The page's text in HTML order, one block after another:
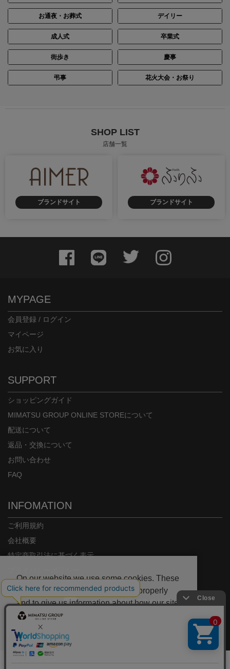
お通夜・お葬式 デイリー
成人式 卒業式
街歩き 慶事
弔事 花火大会・お祭り
SHOP LIST
店舗一覧
ブランドサイト ブランドサイト
MYPAGE
会員登録 / ログイン
マイページ
お気に入り
SUPPORT
ショッピングガイド
MIMATSU GROUP ONLINE STOREについて
配送について
返品・交換について
お問い合わせ
FAQ
INFOMATION
ご利用規約
会社概要
特定商取引法に基づく表示
On our website we use some cookies. These
are necessary for our site to work properly
and to give us information about how our site
is used.
Deny